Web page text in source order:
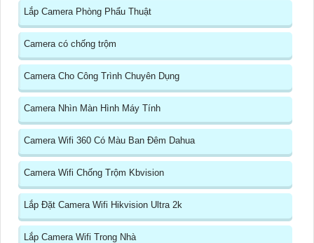
Lắp Camera Phòng Phẩu Thuật
Camera có chống trộm
Camera Cho Công Trình Chuyên Dụng
Camera Nhìn Màn Hình Máy Tính
Camera Wifi 360 Có Màu Ban Đêm Dahua
Camera Wifi Chống Trộm Kbvision
Lắp Đặt Camera Wifi Hikvision Ultra 2k
Lắp Camera Wifi Trong Nhà